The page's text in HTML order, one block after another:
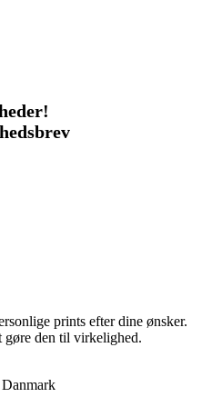
prints efter dine ønsker.
den til virkelighed.